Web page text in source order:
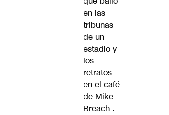
en las
tribunas
de un
estadio y
los
retratos
en el café
de Mike
Breach .